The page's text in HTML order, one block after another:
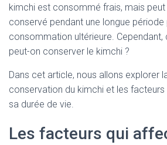
kimchi est consommé frais, mais
conservé pendant une longue période
consommation ultérieure.
peut-on conserver le kimchi ?
Dans cet article, nous allons explorer
conservation du kimchi et les
sa durée de vie.
Les facteurs qui